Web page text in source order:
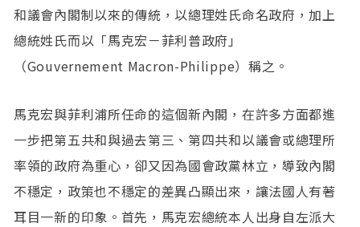
和議會內閣制以來的傳統，以總理姓氏命名政府，加上
總統姓氏而以「馬克宏－菲利普政府」
（Gouvernement Macron-Philippe）稱之。
馬克宏與菲利浦所任命的這個新內閣，在許多方面都進
一步把第五共和與過去第三、第四共和以議會或總理所
率領的政府為重心，卻又因為國會政黨林立，導致內閣
不穩定，政策也不穩定的差異凸顯出來，讓法國人有著
耳目一新的印象。首先，馬克宏總統本人出身自左派大